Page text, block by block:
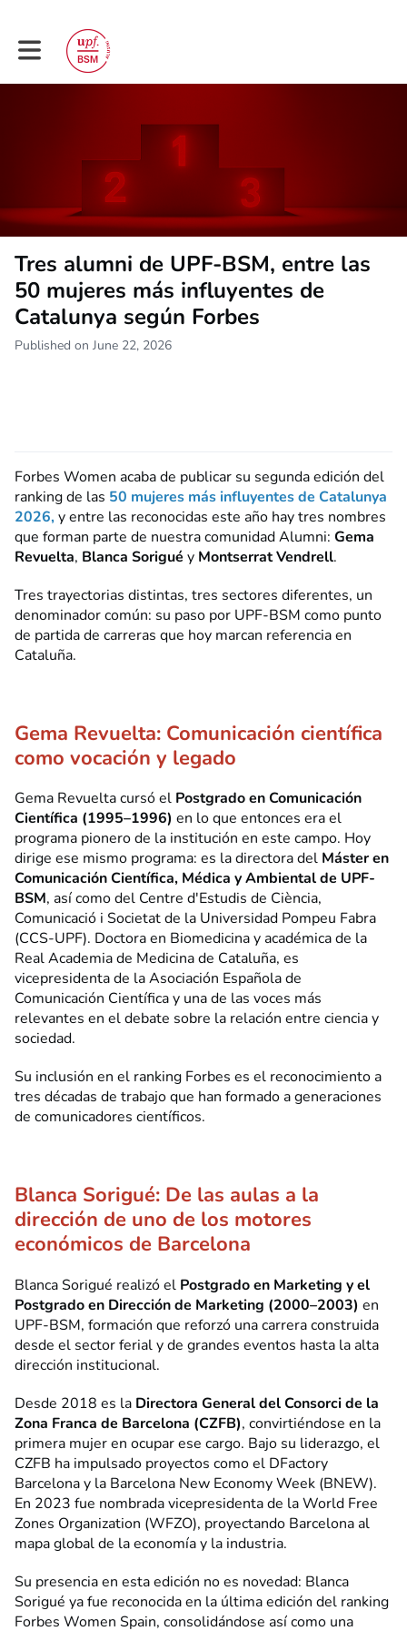
Toggle main navigation
Tres alumni de UPF-BSM, entre las
50 mujeres más influyentes de
Catalunya según Forbes
Published on June 22, 2026
Forbes Women acaba de publicar su segunda edición del
ranking de las 50 mujeres más influyentes de Catalunya
2026,y entre las reconocidas este año hay tres nombres
que forman parte de nuestra comunidad Alumni: Gema
Revuelta, Blanca Sorigué y Montserrat Vendrell.
Tres trayectorias distintas, tres sectores diferentes, un
denominador común: su paso por UPF-BSM como punto
de partida de carreras que hoy marcan referencia en
Cataluña.
Gema Revuelta: Comunicación científica
como vocación y legado
Gema Revuelta cursó el Postgrado en Comunicación
Científica (1995–1996) en lo que entonces era el
programa pionero de la institución en este campo. Hoy
dirige ese mismo programa: es la directora del Máster en
Comunicación Científica, Médica y Ambiental de UPF-
BSM, así como del Centre d'Estudis de Ciència,
Comunicació i Societat de la Universidad Pompeu Fabra
(CCS-UPF). Doctora en Biomedicina y académica de la
Real Academia de Medicina de Cataluña, es
vicepresidenta de la Asociación Española de
Comunicación Científica y una de las voces más
relevantes en el debate sobre la relación entre ciencia y
sociedad.
Su inclusión en el ranking Forbes es el reconocimiento a
tres décadas de trabajo que han formado a generaciones
de comunicadores científicos.
Blanca Sorigué: De las aulas a la
dirección de uno de los motores
económicos de Barcelona
Blanca Sorigué realizó el Postgrado en Marketing y el
Postgrado en Dirección de Marketing (2000–2003) en
UPF-BSM, formación que reforzó una carrera construida
desde el sector ferial y de grandes eventos hasta la alta
dirección institucional.
Desde 2018 es la Directora General del Consorci de la
Zona Franca de Barcelona (CZFB), convirtiéndose en la
primera mujer en ocupar ese cargo. Bajo su liderazgo, el
CZFB ha impulsado proyectos como el DFactory
Barcelona y la Barcelona New Economy Week (BNEW).
En 2023 fue nombrada vicepresidenta de la World Free
Zones Organization (WFZO), proyectando Barcelona al
mapa global de la economía y la industria.
Su presencia en esta edición no es novedad: Blanca
Sorigué ya fue reconocida en la última edición del ranking
Forbes Women Spain, consolidándose así como una